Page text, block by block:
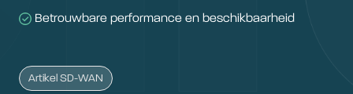
Betrouwbare performance en beschikbaarheid
Artikel SD-WAN